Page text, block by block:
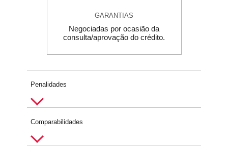
GARANTIAS
Negociadas por ocasião da
consulta/aprovação do crédito.
Penalidades
Comparabilidades